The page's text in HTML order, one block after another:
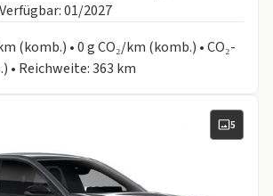
Verfügbar: 01/2027
(komb.) • 0 g CO₂/km (komb.) • CO₂-
• Reichweite: 363 km
5